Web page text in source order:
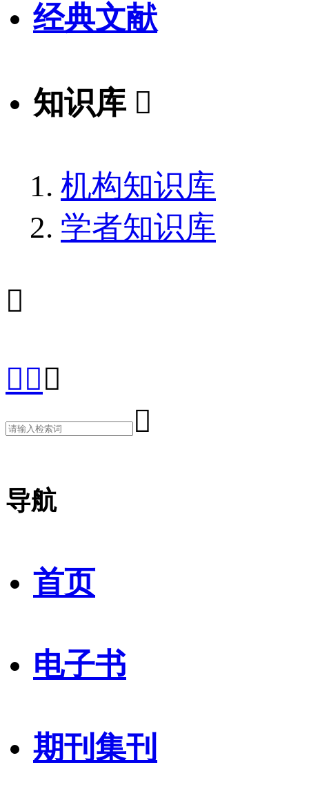
经典文献
知识库 
机构知识库
学者知识库



导航
首页
电子书
期刊集刊